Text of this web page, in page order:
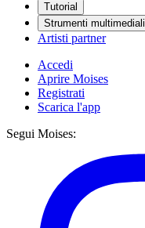
Tutorial
Strumenti multimediali
Artisti partner
Accedi
Aprire Moises
Registrati
Scarica l'app
Segui Moises: